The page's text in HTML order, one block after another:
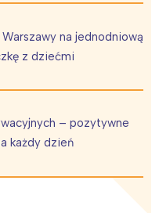
na jednodniową
z dziećmi
– pozytywne
każdy dzień